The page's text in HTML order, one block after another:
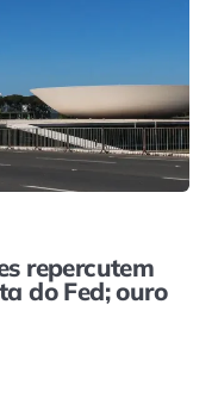
repercutem
do Fed; ouro